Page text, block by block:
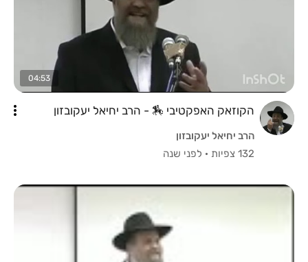
04:53
הקוזאק האפקטיבי 🏇 - הרב יחיאל יעקובזון
הרב יחיאל יעקובזון
132 צפיות
· לפני שנה